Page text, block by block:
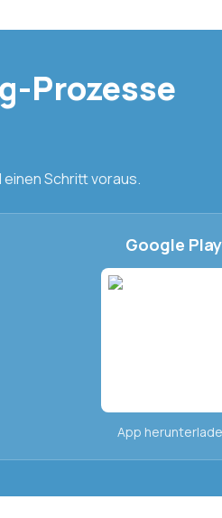
Prozesse
Schritt voraus.
Google Play
App